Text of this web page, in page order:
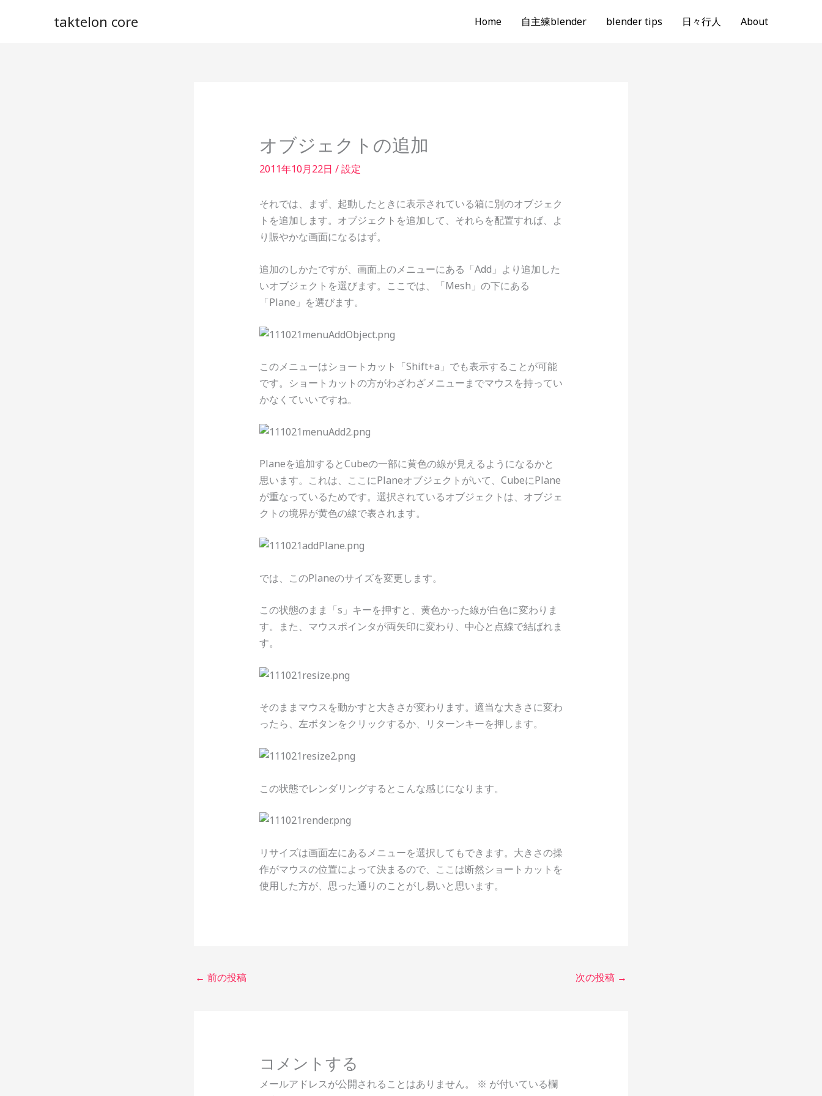
taktelon core Home 自主練blender blender tips 日々行人 About
オブジェクトの追加
2011年10月22日 /設定
それでは、まず、起動したときに表示されている箱に別のオブジェク
トを追加します。オブジェクトを追加して、それらを配置すれば、よ
り賑やかな画面になるはず。
追加のしかたですが、画面上のメニューにある「Add」より追加した
いオブジェクトを選びます。ここでは、「Mesh」の下にある
「Plane」を選びます。
このメニューはショートカット「Shift+a」でも表示することが可能
です。ショートカットの方がわざわざメニューまでマウスを持ってい
かなくていいですね。
Planeを追加するとCubeの一部に黄色の線が見えるようになるかと
思います。これは、ここにPlaneオブジェクトがいて、CubeにPlane
が重なっているためです。選択されているオブジェクトは、オブジェ
クトの境界が黄色の線で表されます。
では、このPlaneのサイズを変更します。
この状態のまま「s」キーを押すと、黄色かった線が白色に変わりま
す。また、マウスポインタが両矢印に変わり、中心と点線で結ばれま
す。
そのままマウスを動かすと大きさが変わります。適当な大きさに変わ
ったら、左ボタンをクリックするか、リターンキーを押します。
この状態でレンダリングするとこんな感じになります。
リサイズは画面左にあるメニューを選択してもできます。大きさの操
作がマウスの位置によって決まるので、ここは断然ショートカットを
使用した方が、思った通りのことがし易いと思います。
← 前の投稿 次の投稿 →
コメントする
メールアドレスが公開されることはありません。 ※ が付いている欄